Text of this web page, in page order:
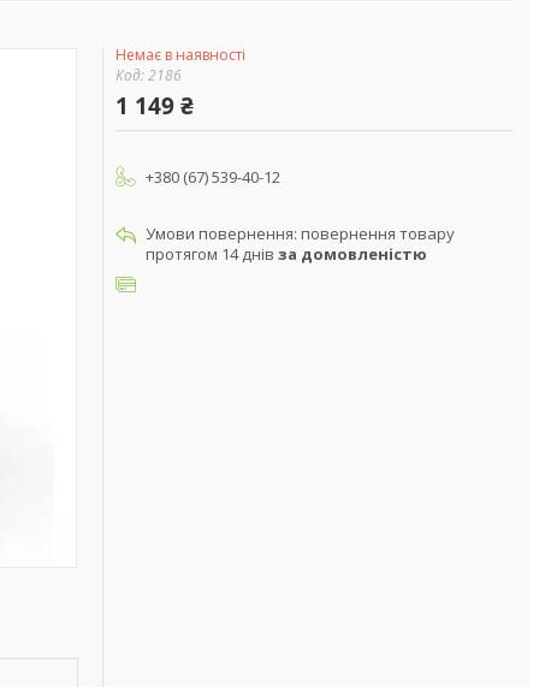
Немає в наявності
Код:2186
1 149 ₴
+380 (67) 539-40-12
повернення товару
протягом 14 днів за домовленістю